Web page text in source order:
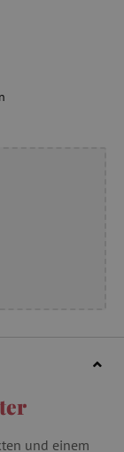
und einem